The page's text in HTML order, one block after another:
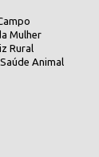
Mulher
Rural
Animal